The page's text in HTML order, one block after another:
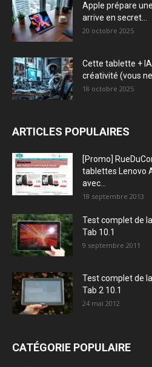
Apple prépare
arrive en secret...
20 octobre 2025
Cette tablette +
créativité (vous
18 octobre 2025
ARTICLES POPULAIRES
[Promo]
tablettes Lenovo
avec...
18 septembre 2013
Test complet de
Tab 10.1
9 septembre 2011
Test complet de
Tab 2 10.1
24 mai 2012
CATÉGORIE POPULAIRE